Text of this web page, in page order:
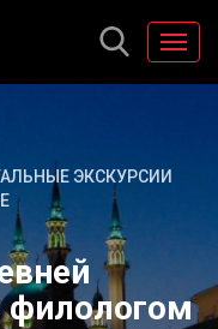
ЭКСКУРСИИ
филологом